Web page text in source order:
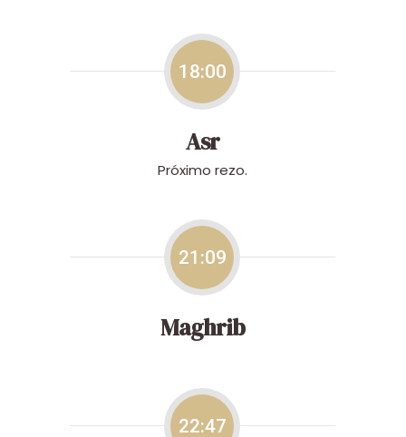
18:00
Asr
Próximo rezo.
21:09
Maghrib
22:47